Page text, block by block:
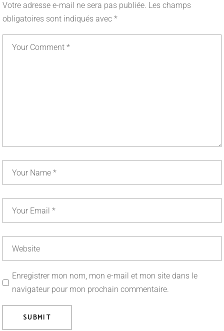
Votre adresse e-mail ne sera pas publiée. Les champs
obligatoires sont indiqués avec *
Enregistrer mon nom, mon e-mail et mon site dans le
navigateur pour mon prochain commentaire.
SUBMIT